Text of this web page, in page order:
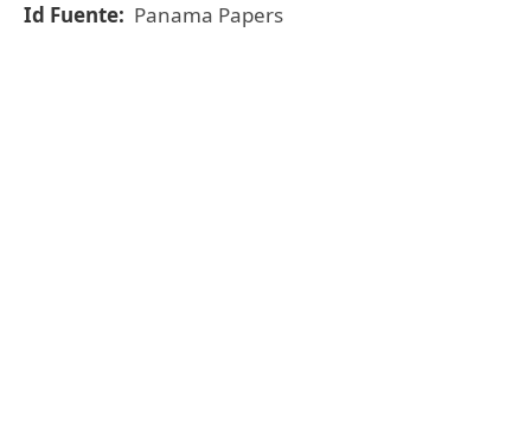
Id Fuente: Panama Papers